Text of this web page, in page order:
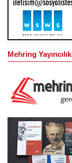
Mehring Yayıncılık